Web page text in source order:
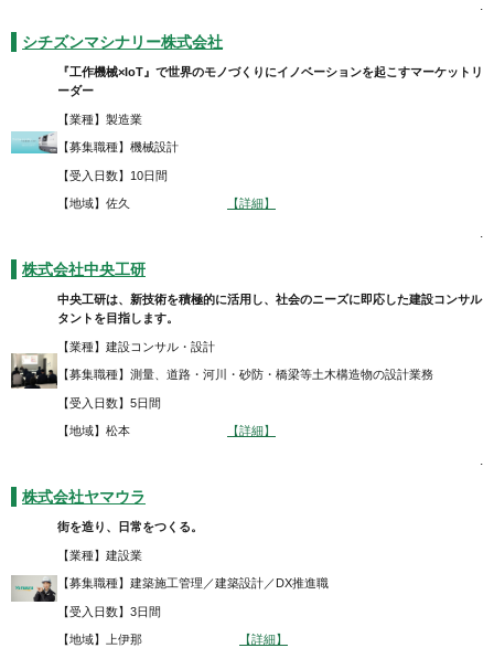
.
シチズンマシナリー株式会社
『工作機械×IoT』で世界のモノづくりにイノベーションを起こすマーケットリ
ーダー
【業種】製造業
【募集職種】機械設計
【受入日数】10日間
【地域】佐久 【詳細】
.
株式会社中央工研
中央工研は、新技術を積極的に活用し、社会のニーズに即応した建設コンサル
タントを目指します。
【業種】建設コンサル・設計
【募集職種】測量、道路・河川・砂防・橋梁等土木構造物の設計業務
【受入日数】5日間
【地域】松本 【詳細】
.
株式会社ヤマウラ
街を造り、日常をつくる。
【業種】建設業
【募集職種】建築施工管理／建築設計／DX推進職
【受入日数】3日間
【地域】上伊那 【詳細】